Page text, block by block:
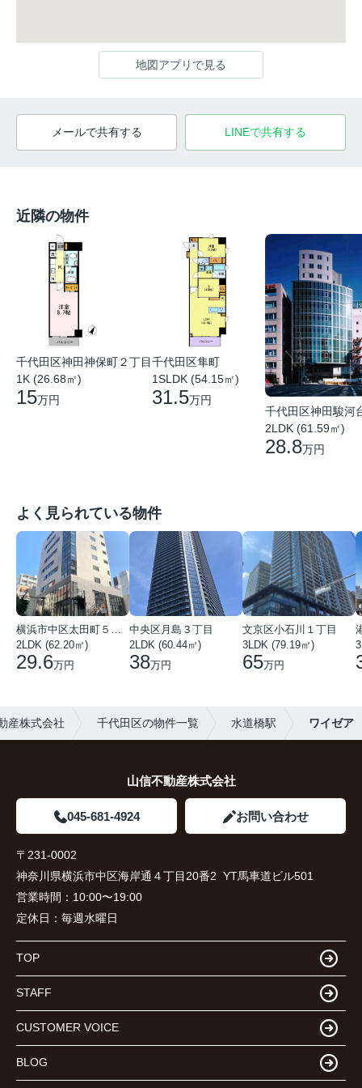
地図アプリで見る
メールで共有する LINEで共有する
近隣の物件
千代田区神田神保町２丁目
1K (26.68㎡)
15万円
千代田区隼町
1SLDK (54.15㎡)
31.5万円
千代田区神田駿河
2LDK (61.59㎡)
28.8万円
よく見られている物件
2LDK (62.20㎡)
29.6万円
中央区月島３丁目
2LDK (60.44㎡)
38万円
文京区小石川１丁目
3LDK (79.19㎡)
65万円
産株式会社 千代田区の物件一覧 水道橋駅 ワイゼア
山信不動産株式会社
045-681-4924 お問い合わせ
〒231-0002
神奈川県横浜市中区海岸通４丁目20番2 YT馬車道ビル501
営業時間： 10:00〜19:00
定休日： 毎週水曜日
TOP
STAFF
CUSTOMER VOICE
BLOG